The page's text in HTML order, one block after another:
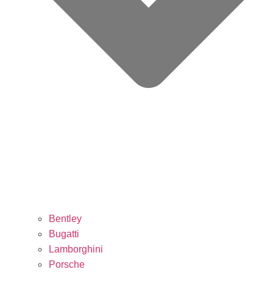
Bentley
Bugatti
Lamborghini
Porsche